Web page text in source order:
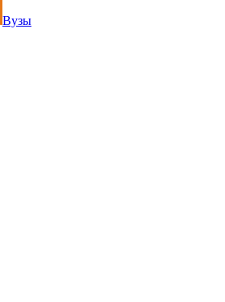
Вузы